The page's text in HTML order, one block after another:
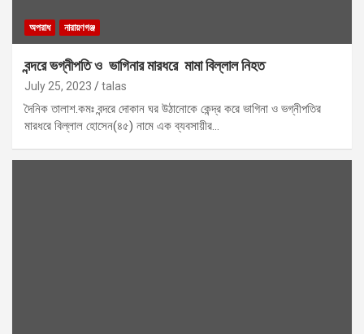
অপরাধ নারায়ণগঞ্জ
বন্দরে ভগ্নীপতি ও ভাগিনার মারধরে মামা বিল্লাল নিহত
July 25, 2023 talas
দৈনিক তালাশ.কমঃ বন্দরে দোকান ঘর উঠানোকে কেন্দ্র করে ভাগিনা ও ভগ্নীপতির
মারধরে বিল্লাল হোসেন(৪৫) নামে এক ব্যবসায়ীর…